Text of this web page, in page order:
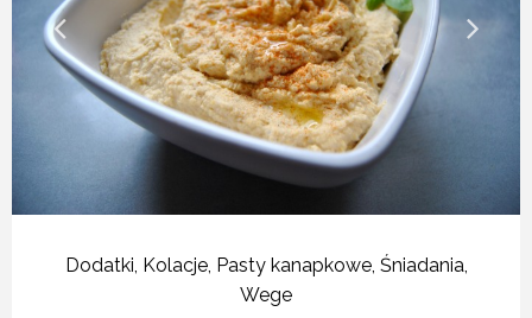
Dodatki, Kolacje, Pasty kanapkowe, Śniadania,
Wege